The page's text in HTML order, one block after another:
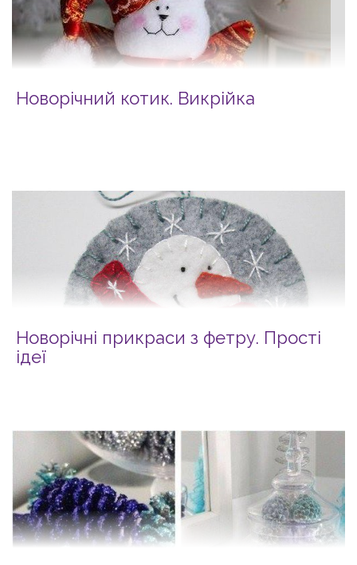
Новорічний котик. Викрійка
Новорічні прикраси з фетру. Прості
ідеї